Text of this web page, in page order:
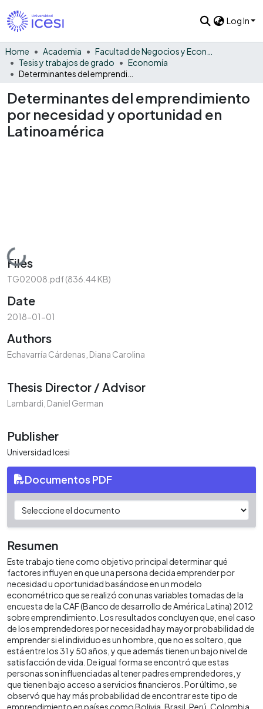
Log In
Home Academia
Tesis y trabajos de grado
Economía
Determinantes del emprendimiento
por necesidad y oportunidad en
Latinoamérica
Loading...
Files
TG02008.pdf(836.44 KB)
Date
2018-01-01
Authors
Echavarría Cárdenas, Diana Carolina
Thesis Director / Advisor
Lambardi, Daniel German
Publisher
Universidad Icesi
Documentos PDF
Resumen
Este trabajo tiene como objetivo principal determinar qué
factores influyen en que una persona decida emprender por
necesidad u oportunidad basándose en un modelo
econométrico que se realizó con unas variables tomadas de la
encuesta de la CAF (Banco de desarrollo de América Latina) 2012
sobre emprendimiento. Los resultados concluyen que, en el caso
de los emprendedores por necesidad hay mayor probabilidad de
emprender si el individuo es un hombre, que no es soltero, que
está entre los 31 y 50 años, y que además tienen un bajo nivel de
satisfacción de vida. De igual forma se encontró que estas
personas son influenciadas al tener padres emprendedores, y
que tienen bajo acceso a servicios financieros. Por último, se
observó que hay más probabilidad de encontrar este tipo de
emprendimiento en países como Bolivia, Brasil, Perú, Colombia,